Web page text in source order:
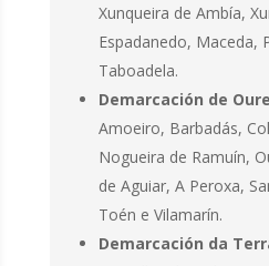
Xunqueira de Ambía,
Espadanedo, Maceda,
Taboadela.
Demarcación de
Amoeiro, Barbadás,
Nogueira de Ramuín,
de Aguiar, A Peroxa,
Toén e Vilamarín.
Demarcación da